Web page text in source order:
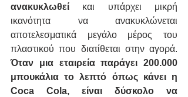
ανακυκλωθεί και υπάρχει μικρή
ικανότητα να ανακυκλώνεται
αποτελεσματικά μεγάλο μέρος του
Όταν μια εταιρεία παράγει 200.000
μπουκάλια το λεπτό όπως κάνει η
Coca Cola, είναι δύσκολο να